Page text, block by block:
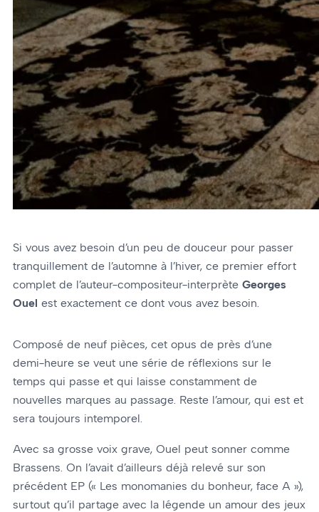
Si vous avez besoin d’un peu de douceur pour passer
tranquillement de l’automne à l’hiver, ce premier effort
complet de l’auteur-compositeur-interprète Georges
Ouel est exactement ce dont vous avez besoin.
Composé de neuf pièces, cet opus de près d’une
demi-heure se veut une série de réflexions sur le
temps qui passe et qui laisse constamment de
nouvelles marques au passage. Reste l’amour, qui est et
sera toujours intemporel.
Avec sa grosse voix grave, Ouel peut sonner comme
Brassens. On l’avait d’ailleurs déjà relevé sur son
précédent EP (« Les monomanies du bonheur, face A »),
surtout qu’il partage avec la légende un amour des jeux